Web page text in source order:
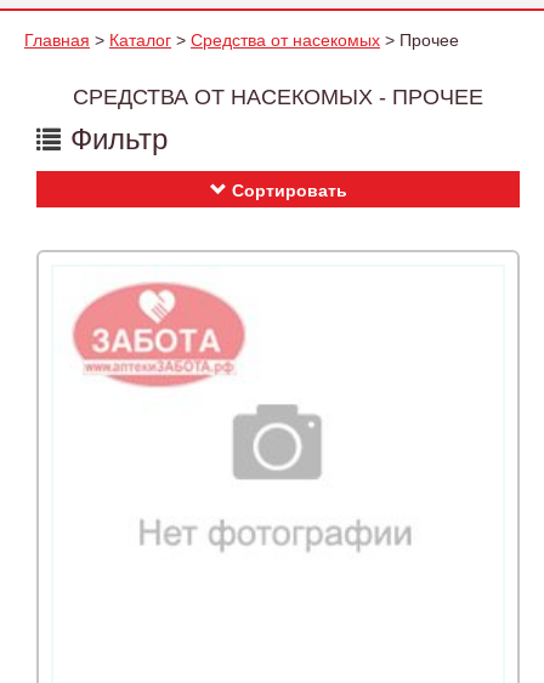
Главная > Каталог > Средства от насекомых > Прочее
СРЕДСТВА ОТ НАСЕКОМЫХ - ПРОЧЕЕ
Фильтр
Сортировать